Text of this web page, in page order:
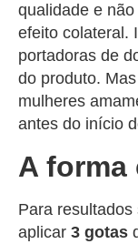
qualidade e
efeito colateral.
portadoras de
do produto.
mulheres
antes do início
A forma
Para
aplicar 3 gotas